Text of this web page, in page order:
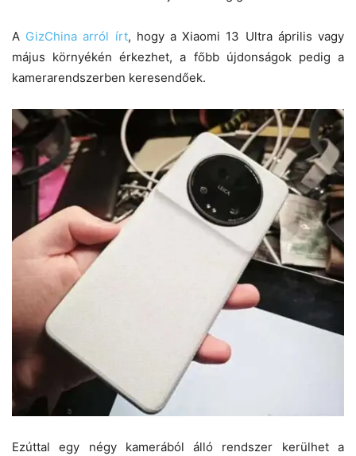
A GizChina arról írt, hogy a Xiaomi 13 Ultra április vagy
május környékén érkezhet, a főbb újdonságok pedig a
kamerarendszerben keresendőek.
Ezúttal egy négy kamerából álló rendszer kerülhet a